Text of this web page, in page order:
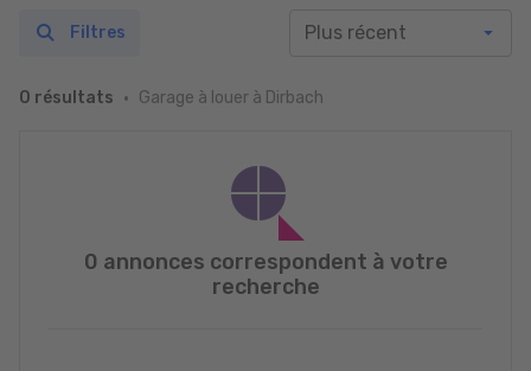
0 résultats Garage à louer à Dirbach
Filtres
0 annonces correspondent à votre
recherche